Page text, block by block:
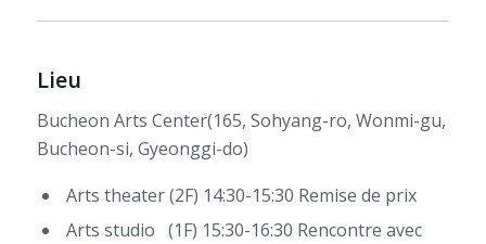
Lieu
Bucheon Arts Center(165, Sohyang-ro, Wonmi-gu,
Bucheon-si, Gyeonggi-do)
Arts theater (2F) 14:30-15:30 Remise de prix
Arts studio (1F) 15:30-16:30 Rencontre avec